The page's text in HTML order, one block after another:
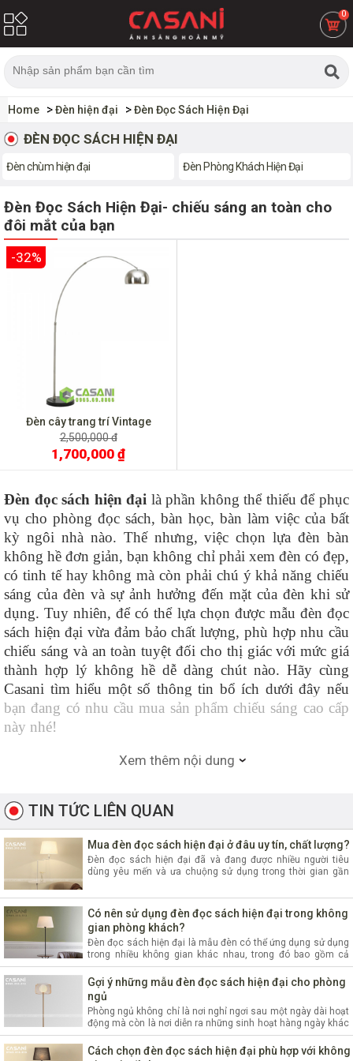
0
Home Đèn hiện đại Đèn Đọc Sách Hiện Đại
ĐÈN ĐỌC SÁCH HIỆN ĐẠI
Đèn chùm hiện đại Đèn Phòng Khách Hiện Đại
Đèn Đọc Sách Hiện Đại- chiếu sáng an toàn cho
đôi mắt của bạn
Đèn cây trang trí Vintage
LDC090
2,500,000 đ
1,700,000 ₫
-32%
Đèn đọc sách hiện đại là phần không thể thiếu để phục
vụ cho phòng đọc sách, bàn học, bàn làm việc của bất
kỳ ngôi nhà nào. Thế nhưng, việc chọn lựa đèn bàn
không hề đơn giản, bạn không chỉ phải xem đèn có đẹp,
có tinh tế hay không mà còn phải chú ý khả năng chiếu
sáng của đèn và sự ảnh hưởng đến mặt của đèn khi sử
dụng. Tuy nhiên, để có thể lựa chọn được mẫu đèn đọc
sách hiện đại vừa đảm bảo chất lượng, phù hợp nhu cầu
chiếu sáng và an toàn tuyệt đối cho thị giác với mức giá
thành hợp lý không hề dễ dàng chút nào. Hãy cùng
Casani tìm hiểu một số thông tin bổ ích dưới đây nếu
bạn đang có nhu cầu mua sản phẩm chiếu sáng cao cấp
này nhé!
Lựa chọn đèn đọc sách hiện đại- không chỉ dựa vào
chiếc đèn đẹp, có thiết kế hài hòa. Nhưng một chiếc đèn
đọc sách thích hợp để sử dụng lâu dài là chiếc đèn đẹp,
có độ sáng ổn định, ánh sáng không bị nhấp nháy,
không làm ảnh hưởng đến mắt người dùng. Vì vậy,
chọn đèn đọc sách phải lựa chọn những nơi có tiêu chí
kỹ lưỡng và tinh tế như vậy!
Những ưu điểm đặc biệt của đèn đọc sách hiện đại
- Đèn đọc sách hiện đại có bề ngoài rất đẹp mặt, thể hiện
nét riêng của mình trong không gian. Các thiết kế
trang trí hiện đại này khá đa dạng, nhiều kích thước,
kiểu dáng nhưng chung quy lại đều gia tăng khả năng
tiện dụng, gọn nhẹ có thể đặt để tại nhiều nơi trong
Xem thêm nội dung
TIN TỨC LIÊN QUAN
Mua đèn đọc sách hiện đại ở đâu uy tín, chất lượng?
Đèn đọc sách hiện đại đã và đang được nhiều người tiêu
dùng yêu mến và ưa chuộng sử dụng trong thời gian gần
uy tín và chất lượng. Nếu như bạ
Có nên sử dụng đèn đọc sách hiện đại trong không
gian phòng khách?
Đèn đọc sách hiện đại là mẫu đèn có thể ứng dụng sử dụng
trong nhiều không gian khác nhau, trong đó bao gồm cả
phòng khách gia đình. Tuy nhiên với thiết kế đặc thù và mới
mẻ của chúng, vẫn còn khá nhi
Gợi ý những mẫu đèn đọc sách hiện đại cho phòng
ngủ
Phòng ngủ không chỉ là nơi nghỉ ngơi sau một ngày dài hoạt
động mà còn là nơi diễn ra những sinh hoạt hàng ngày khác
như đọc sách, làm việc, học tập… Để bổ trợ cho những hoạt
động đó không thể không n
Cách chọn đèn đọc sách hiện đại phù hợp với không